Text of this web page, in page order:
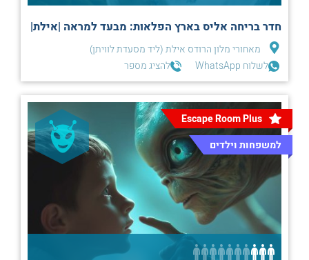
חדר בריחה אליס בארץ הפלאות: מבעד למראה |אילת|
מאחורי מלון הרודס אילת (ליד מסעדת לוויתן)
לשלוח WhatsApp
להציג מספר
Escape Room Plus
למשפחות וילדים